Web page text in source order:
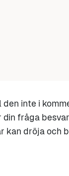
inte i
fråga
kan dröja och